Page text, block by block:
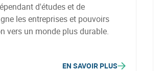
d'études et de
les entreprises et pouvoirs
vers un monde plus durable.
EN SAVOIR PLUS